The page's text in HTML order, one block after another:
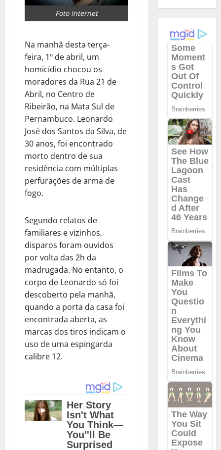
Foto Internet
Na manhã desta terça-
feira, 1º de abril, um
homicídio chocou os
moradores da Rua 21 de
Abril, no Centro de
Ribeirão, na Mata Sul de
Pernambuco. Leonardo
José dos Santos da Silva, de
30 anos, foi encontrado
morto dentro de sua
residência com múltiplas
perfurações de arma de
fogo.
Segundo relatos de
familiares e vizinhos,
disparos foram ouvidos
por volta das 2h da
madrugada. No entanto, o
corpo de Leonardo só foi
descoberto pela manhã,
quando a porta da casa foi
encontrada aberta, as
marcas dos tiros indicam o
uso de uma espingarda
calibre 12.